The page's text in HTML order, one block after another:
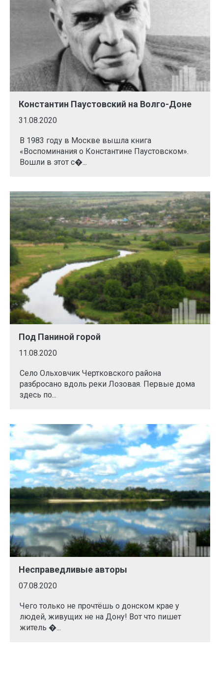
Константин Паустовский на Волго-Доне
31.08.2020
В 1983 году в Москве вышла книга
«Воспоминания о Константине Паустовском».
Вошли в этот с�...
Под Паниной горой
11.08.2020
Село Ольховчик Чертковского района
разбросано вдоль реки Лозовая. Первые дома
здесь по...
Несправедливые авторы
07.08.2020
Чего только не прочтёшь о донском крае у
людей, живущих не на Дону! Вот что пишет
житель �...